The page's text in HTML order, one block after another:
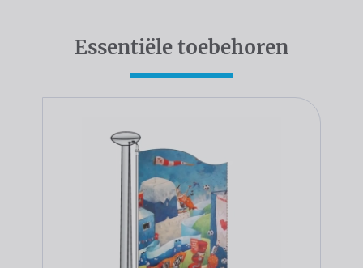
Essentiële toebehoren